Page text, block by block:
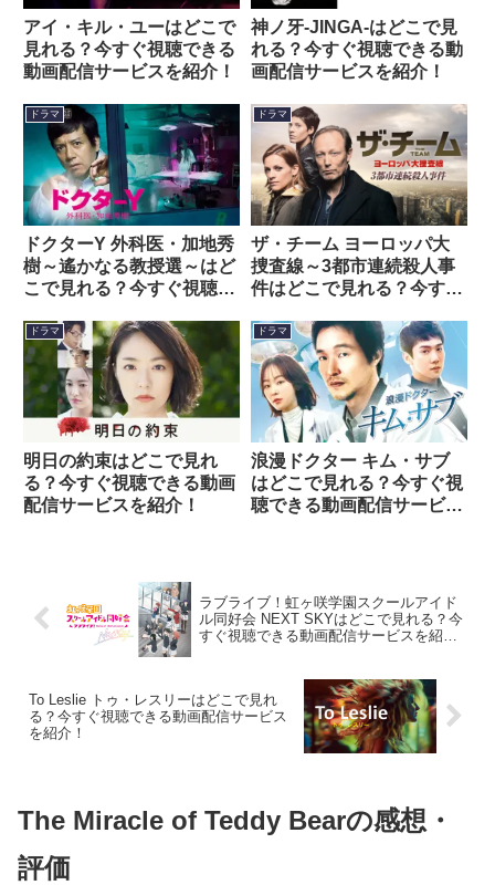
アイ・キル・ユーはどこで
見れる？今すぐ視聴できる
動画配信サービスを紹介！
神ノ牙-JINGA-はどこで見
れる？今すぐ視聴できる動
画配信サービスを紹介！
ドラマ
ドクターY 外科医・加地秀
樹～遙かなる教授選～はど
こで見れる？今すぐ視聴で
介！
ドラマ
ザ・チーム ヨーロッパ大
捜査線～3都市連続殺人事
件はどこで見れる？今すぐ
スを紹介！
ドラマ
明日の約束はどこで見れ
る？今すぐ視聴できる動画
配信サービスを紹介！
ドラマ
浪漫ドクター キム・サブ
はどこで見れる？今すぐ視
聴できる動画配信サービス
ラブライブ！虹ヶ咲学園スクールアイド
ル同好会 NEXT SKYはどこで見れる？今
すぐ視聴できる動画配信サービスを紹
To Leslie トゥ・レスリーはどこで見れ
る？今すぐ視聴できる動画配信サービス
を紹介！
The Miracle of Teddy Bearの感想・
評価